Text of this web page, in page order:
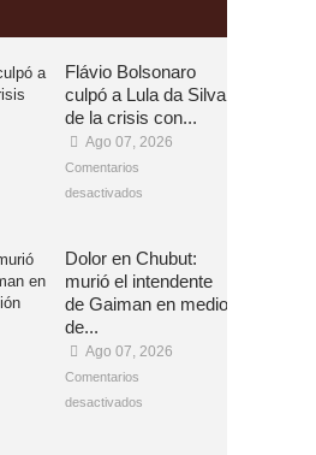
Flávio Bolsonaro
culpó a Lula da Silva
de la crisis con...
Ago 07, 2026
Comentarios
desactivados
Dolor en Chubut:
murió el intendente
de Gaiman en medio
de...
Ago 07, 2026
Comentarios
desactivados